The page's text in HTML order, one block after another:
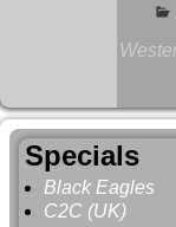
Specials
Black Eagles
C2C (UK)